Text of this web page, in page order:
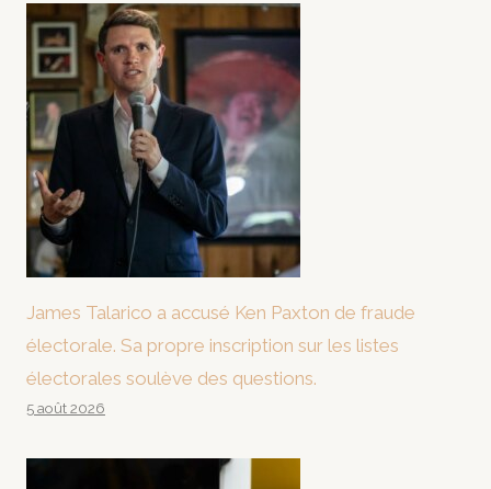
James Talarico a accusé Ken Paxton de fraude
électorale. Sa propre inscription sur les listes
électorales soulève des questions.
5 août 2026